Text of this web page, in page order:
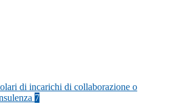
di incarichi di collaborazione o
7